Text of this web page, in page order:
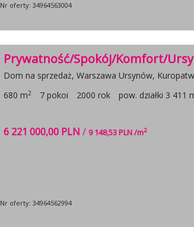
Nr oferty: 34964563004
Prywatność/Spokój/Komfort/
Dom na sprzedaż, Warszawa Ursynów,
680 m2 7 pokoi 2000 rok pow. działki 3 411
6 221 000,00 PLN / 9 148,53 PLN /m2
Nr oferty: 34964562994